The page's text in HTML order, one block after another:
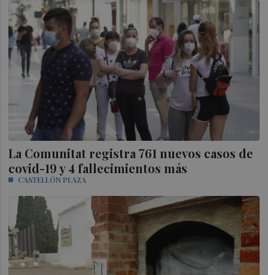
La Comunitat registra 761 nuevos casos de
covid-19 y 4 fallecimientos más
CASTELLÓN PLAZA